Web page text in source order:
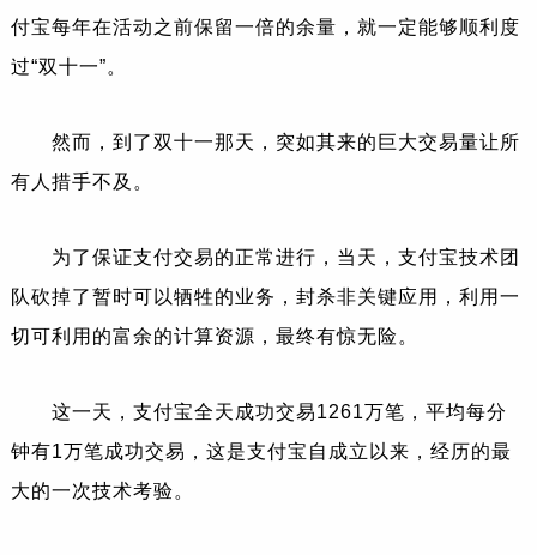
付宝每年在活动之前保留一倍的余量，就一定能够顺利度
过“双十一”。
然而，到了双十一那天，突如其来的巨大交易量让所
有人措手不及。
为了保证支付交易的正常进行，当天，支付宝技术团
队砍掉了暂时可以牺牲的业务，封杀非关键应用，利用一
切可利用的富余的计算资源，最终有惊无险。
这一天，支付宝全天成功交易1261万笔，平均每分
钟有1万笔成功交易，这是支付宝自成立以来，经历的最
大的一次技术考验。